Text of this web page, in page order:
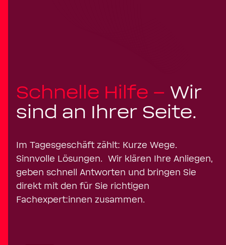
Schnelle Hilfe – Wir
sind an Ihrer Seite.
Im Tagesgeschäft zählt: Kurze Wege.
Sinnvolle Lösungen. Wir klären Ihre Anliegen,
geben schnell Antworten und bringen Sie
direkt mit den für Sie richtigen
Fachexpert:innen zusammen.